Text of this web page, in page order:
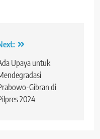
Upaya untuk
Gibran di
2024